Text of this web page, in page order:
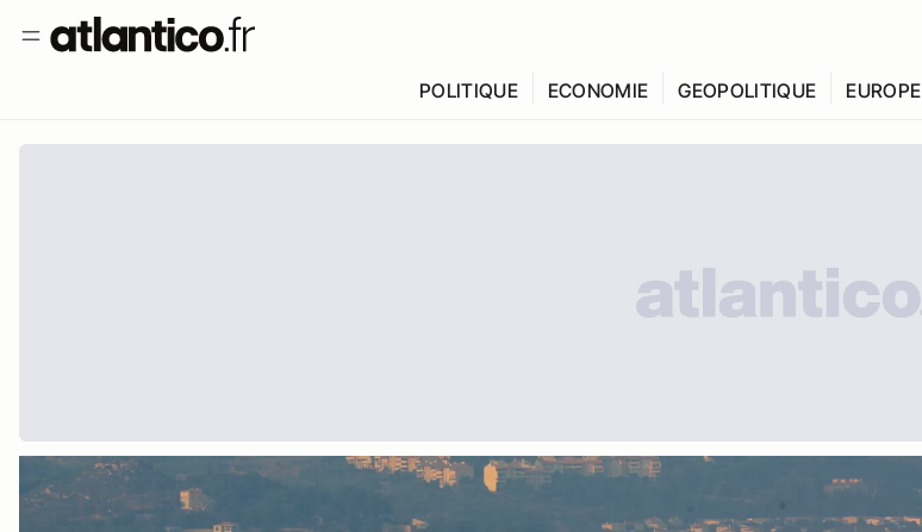
POLITIQUE ECONOMIE GEOPOLITIQUE EUROPE